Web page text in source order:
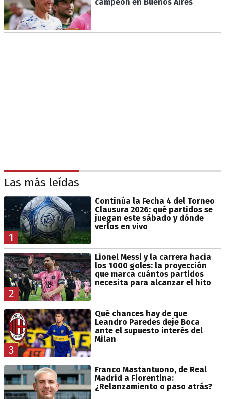
Las más leídas
1
Continúa la Fecha 4 del Torneo
Clausura 2026: qué partidos se
juegan este sábado y dónde
verlos en vivo
2
Lionel Messi y la carrera hacia
los 1000 goles: la proyección
que marca cuántos partidos
necesita para alcanzar el hito
3
Qué chances hay de que
Leandro Paredes deje Boca
ante el supuesto interés del
Milan
Franco Mastantuono, de Real
Madrid a Fiorentina:
¿Relanzamiento o paso atrás?